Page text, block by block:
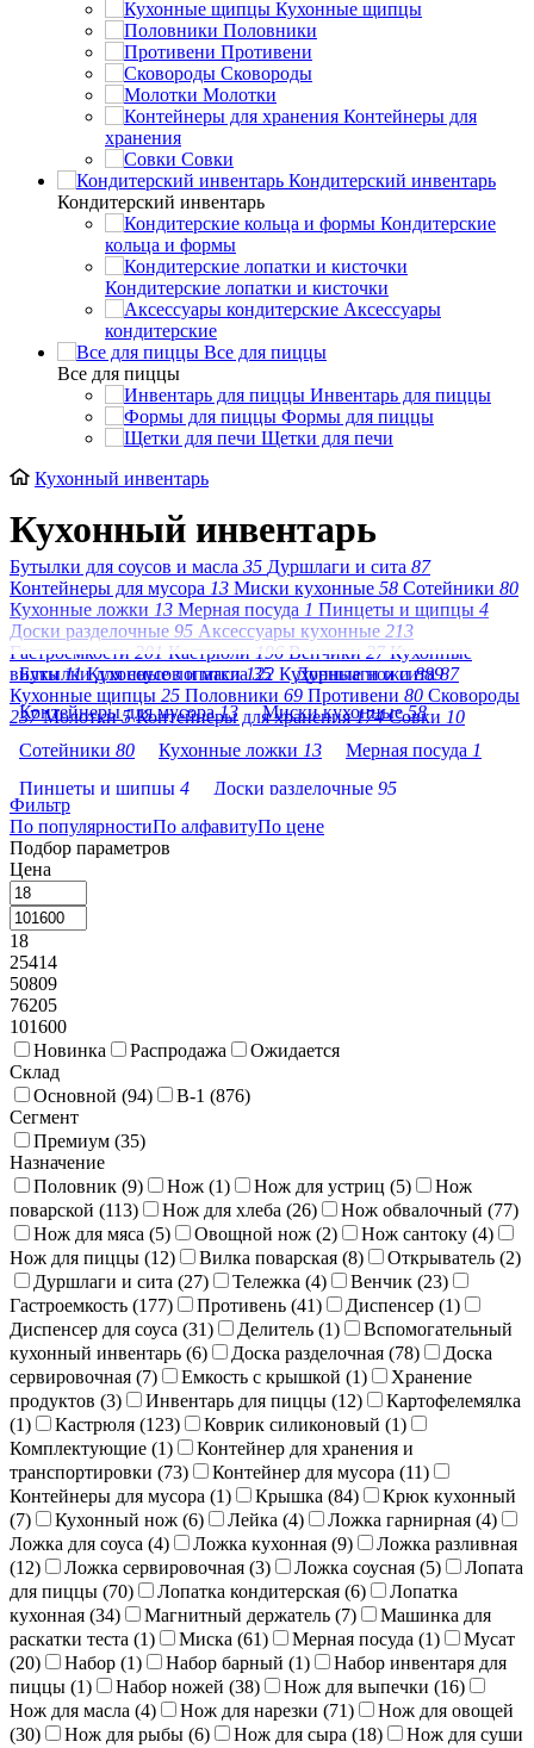
Кухонные щипцы
Половники
Противени
Сковороды
Молотки
Контейнеры для
хранения
Совки
Кондитерский инвентарь
Кондитерский инвентарь
Кондитерские
кольца и формы
Кондитерские лопатки и кисточки
Аксессуары
кондитерские
Все для пиццы
Все для пиццы
Инвентарь для пиццы
Формы для пиццы
Щетки для печи
Кухонный инвентарь
Кухонный инвентарь
Бутылки для соусов и масла 35 Дуршлаги и сита 87
Контейнеры для мусора 13 Миски кухонные 58 Сотейники 80
Кухонные ложки 13 Мерная посуда 1 Пинцеты и щипцы 4
Доски разделочные 95 Аксессуары кухонные 213
Гастроемкости 201 Кастрюли 196 Венчики 27 Кухонные
вилки 11 Кухонные лопатки 122 Кухонные ножи 889
Кухонные щипцы 25 Половники 69 Противени 80 Сковороды
237 Молотки 5 Контейнеры для хранения 174 Совки 10
Бутылки для соусов и масла 35 Дуршлаги и сита 87
Контейнеры для мусора 13 Миски кухонные 58
Сотейники 80 Кухонные ложки 13 Мерная посуда 1
Пинцеты и щипцы 4 Доски разделочные 95
Аксессуары кухонные213 Гастроемкости
Кастрюли
Кухонные лопатки
Кухонные щипцы
Сковороды
Контейнеры для хранения
Фильтр
По популярностиПо алфавитуПо цене
Подбор параметров
Цена
18
25414
50809
76205
101600
Новинка
Распродажа
Ожидается
Склад
Основной (94) В-1 (876)
Сегмент
Премиум (35)
Назначение
Половник (9) Нож (1) Нож для устриц (5)
Нож
поварской (113) Нож для хлеба (26) Нож обвалочный (77)
Нож для мяса (5) Овощной нож (2) Нож сантоку (4)
Нож для пиццы (12) Вилка поварская (8) Открыватель (2)
Дуршлаги и сита (27) Тележка (4) Венчик (23)
Гастроемкость (177) Противень (41) Диспенсер (1)
Диспенсер для соуса (31) Делитель (1)
Вспомогательный
кухонный инвентарь (6) Доска разделочная (78)
Доска
сервировочная (7) Емкость с крышкой (1)
Хранение
продуктов (3) Инвентарь для пиццы (12)
Картофелемялка
(1) Кастрюля (123) Коврик силиконовый (1)
Комплектующие (1)
Контейнер для хранения и
транспортировки (73) Контейнер для мусора (11)
Контейнеры для мусора (1) Крышка (84)
Крюк кухонный
(7) Кухонный нож (6) Лейка (4) Ложка гарнирная (4)
Ложка для соуса (4) Ложка кухонная (9)
Ложка разливная
(12) Ложка сервировочная (3) Ложка соусная (5)
Лопата
для пиццы (70) Лопатка кондитерская (6)
Лопатка
кухонная (34) Магнитный держатель (7)
Машинка для
раскатки теста (1) Миска (61) Мерная посуда (1)
Мусат
(20) Набор (1) Набор барный (1)
Набор инвентаря для
пиццы (1) Набор ножей (38) Нож для выпечки (16)
Нож для масла (4) Нож для нарезки (71)
Нож для овощей
(30) Нож для рыбы (6) Нож для сыра (18)
Нож для суши